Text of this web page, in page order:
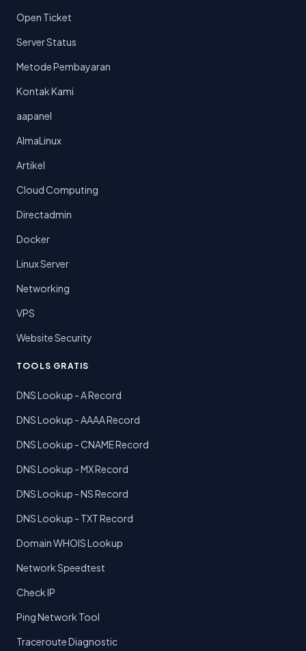
Open Ticket
Server Status
Metode Pembayaran
Kontak Kami
aapanel
AlmaLinux
Artikel
Cloud Computing
Directadmin
Docker
Linux Server
Networking
VPS
Website Security
TOOLS GRATIS
DNS Lookup - A Record
DNS Lookup - AAAA Record
DNS Lookup - CNAME Record
DNS Lookup - MX Record
DNS Lookup - NS Record
DNS Lookup - TXT Record
Domain WHOIS Lookup
Network Speedtest
Check IP
Ping Network Tool
Traceroute Diagnostic